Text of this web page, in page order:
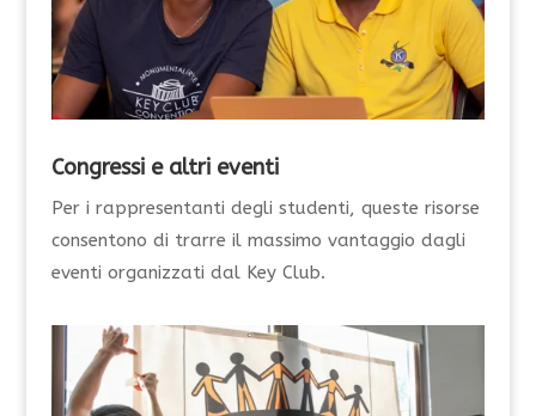
Congressi e altri eventi
Per i rappresentanti degli studenti, queste risorse
consentono di trarre il massimo vantaggio dagli
eventi organizzati dal Key Club.